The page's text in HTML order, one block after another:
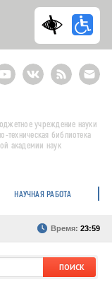
ВКонтактеRSS
E-
mail
подписка
учреждение науки
техническая библиотека
академии наук
НАУЧНАЯ РАБОТА
Время: 23:59